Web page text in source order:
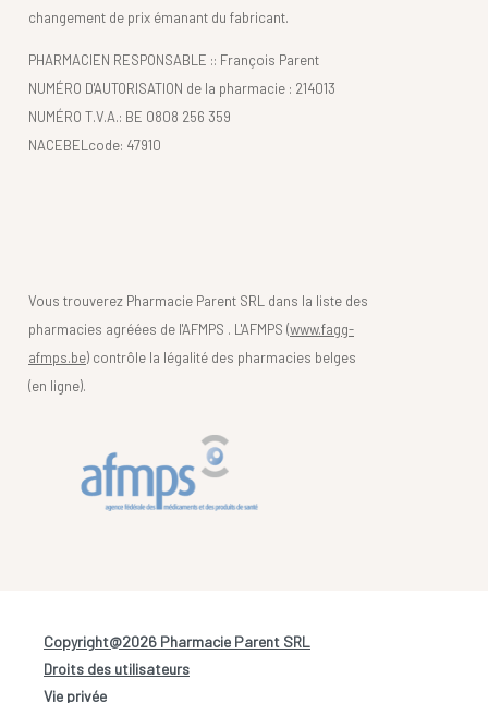
changement de prix émanant du fabricant.
PHARMACIEN RESPONSABLE :: François Parent
NUMÉRO D'AUTORISATION de la pharmacie : 214013
NUMÉRO T.V.A.: BE 0808 256 359
NACEBELcode: 47910
Vous trouverez Pharmacie Parent SRL dans la liste des
pharmacies agréées de l'AFMPS . L'AFMPS (www.fagg-
afmps.be) contrôle la légalité des pharmacies belges
(en ligne).
Copyright@2026 Pharmacie Parent SRL
Droits des utilisateurs
Vie privée